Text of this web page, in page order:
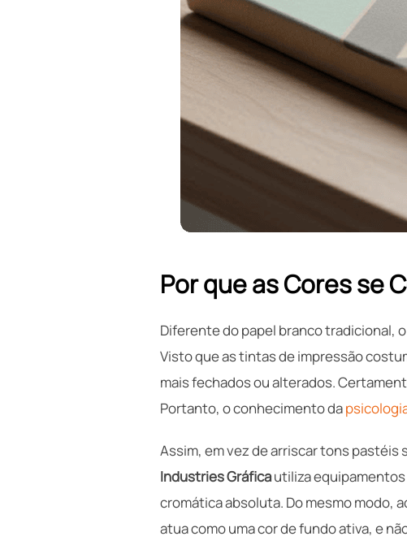
Por que as Cores se
Diferente do papel branco tradicional,
Visto que as tintas de impressão
mais fechados ou alterados.
Portanto, o conhecimento da
Assim, em vez de arriscar tons
Industries Gráficautiliza equipamentos
cromática absoluta. Do mesmo modo,
atua como uma cor de fundo ativa, e